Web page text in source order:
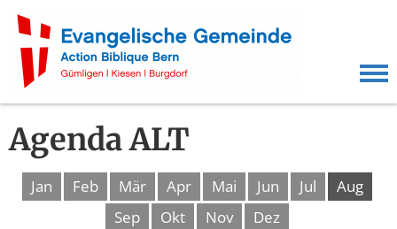
Agenda ALT
Jan Feb Mär Apr Mai Jun Jul
Aug
Sep
Okt Nov Dez